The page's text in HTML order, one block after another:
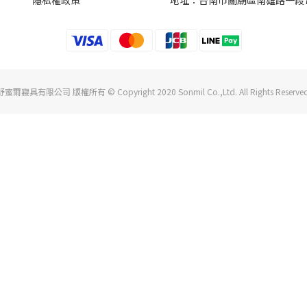
蜜爾寢具有限公司 版權所有 © Copyright 2020 Sonmil Co.,Ltd. All Rights